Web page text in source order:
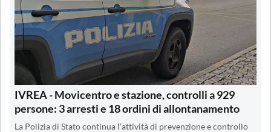
IVREA - Movicentro e stazione, controlli a 929
persone: 3 arresti e 18 ordini di allontanamento
La Polizia di Stato continua l’attività di prevenzione e controllo